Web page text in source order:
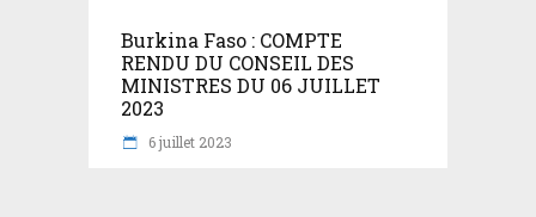
Burkina Faso : COMPTE
RENDU DU CONSEIL DES
MINISTRES DU 06 JUILLET
2023
6 juillet 2023